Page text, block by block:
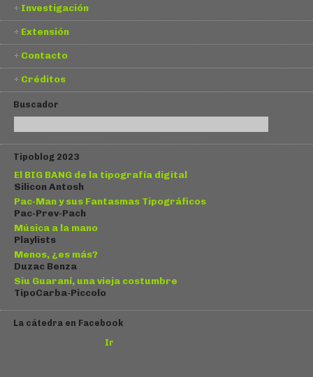
Investigación
Extensión
Contacto
Créditos
Buscador
Tipoblog 2023
El BIG BANG de la tipografía digital
Silicon Antosh
Pac-Man y sus Fantasmas Tipográficos
Pac-Prev-Pach
Música a la mano
Playlists
Menos, ¿es más?
Duzac Benza
Siu Guaraní, una vieja costumbre
TipoCarba-Piccolo
La cátedra en Facebook
Ir